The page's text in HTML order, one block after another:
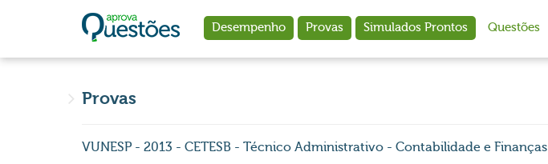
Desempenho Provas Simulados Prontos Questões
Provas
VUNESP - 2013 - CETESB - Técnico Administrativo - Contabilidade e Finanças